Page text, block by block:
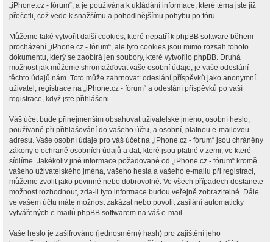
„iPhone.cz - fórum“, a je používána k ukládání informace, které téma jste již
přečetli, což vede k snažšímu a pohodlnějšímu pohybu po fóru.
Můžeme také vytvořit další cookies, které nepatří k phpBB software během
procházení „iPhone.cz - fórum“, ale tyto cookies jsou mimo rozsah tohoto
dokumentu, který se zaobírá jen soubory, které vytvořilo phpBB. Druhá
možnost jak můžeme shromažďovat vaše osobní údaje, je vaše odeslání
těchto údajů nám. Toto může zahrnovat: odeslání příspěvků jako anonymní
uživatel, registrace na „iPhone.cz - fórum“ a odeslání příspěvků po vaší
registrace, když jste přihlášeni.
Váš účet bude přinejmenším obsahovat uživatelské jméno, osobní heslo,
používané při přihlašování do vašeho účtu, a osobní, platnou e-mailovou
adresu. Vaše osobní údaje pro váš účet na „iPhone.cz - fórum“ jsou chráněny
zákony o ochraně osobních údajů a dat, které jsou platné v zemi, ve které
sídlíme. Jakékoliv jiné informace požadované od „iPhone.cz - fórum“ kromě
vašeho uživatelského jména, vašeho hesla a vašeho e-mailu při registraci,
můžeme zvolit jako povinné nebo dobrovolné. Ve všech případech dostanete
možnost rozhodnout, zda-li tyto informace budou veřejně zobrazitelné. Dále
ve vašem účtu máte možnost zakázat nebo povolit zasílání automaticky
vytvářených e-mailů phpBB softwarem na váš e-mail.
Vaše heslo je zašifrováno (jednosměrný hash) pro zajištění jeho